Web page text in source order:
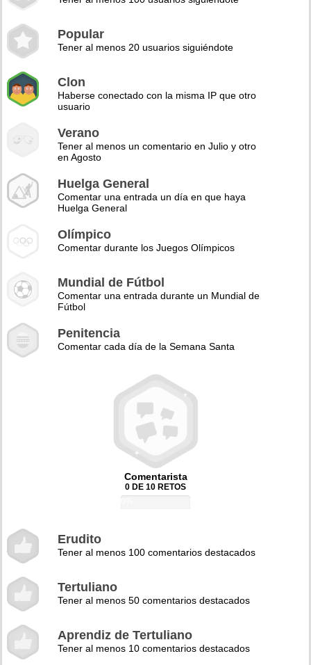
Popular
Tener al menos 20 usuarios siguiéndote
Clon
Haberse conectado con la misma IP que otro
usuario
Verano
Tener al menos un comentario en Julio y otro
en Agosto
Huelga General
Comentar una entrada un día en que haya
Huelga General
Olímpico
Comentar durante los Juegos Olímpicos
Mundial de Fútbol
Comentar una entrada durante un Mundial de
Fútbol
Penitencia
Comentar cada día de la Semana Santa
Comentarista
0 DE 10 RETOS
Erudito
Tener al menos 100 comentarios destacados
Tertuliano
Tener al menos 50 comentarios destacados
Aprendiz de Tertuliano
Tener al menos 10 comentarios destacados